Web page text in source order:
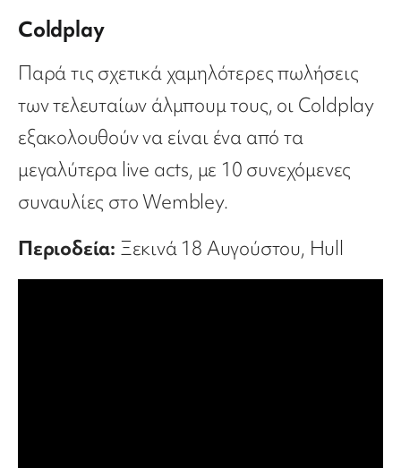
Coldplay
Παρά τις σχετικά χαμηλότερες πωλήσεις
των τελευταίων άλμπουμ τους, οι Coldplay
εξακολουθούν να είναι ένα από τα
μεγαλύτερα live acts, με 10 συνεχόμενες
συναυλίες στο Wembley.
Περιοδεία: Ξεκινά 18 Αυγούστου, Hull